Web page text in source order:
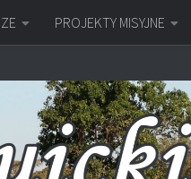
PROJEKTY MISYJNE